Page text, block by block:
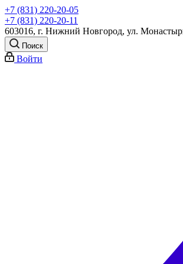
+7 (831) 220-20-05
+7 (831) 220-20-11
603016, г. Нижний Новгород, ул.
Поиск
Войти